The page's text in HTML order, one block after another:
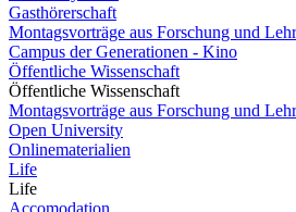
Gasthörerschaft
Montagsvorträge aus Forschung und
Campus der Generationen - Kino
Öffentliche Wissenschaft
Öffentliche Wissenschaft
Montagsvorträge aus Forschung und
Open University
Onlinematerialien
Life
Life
Accomodation